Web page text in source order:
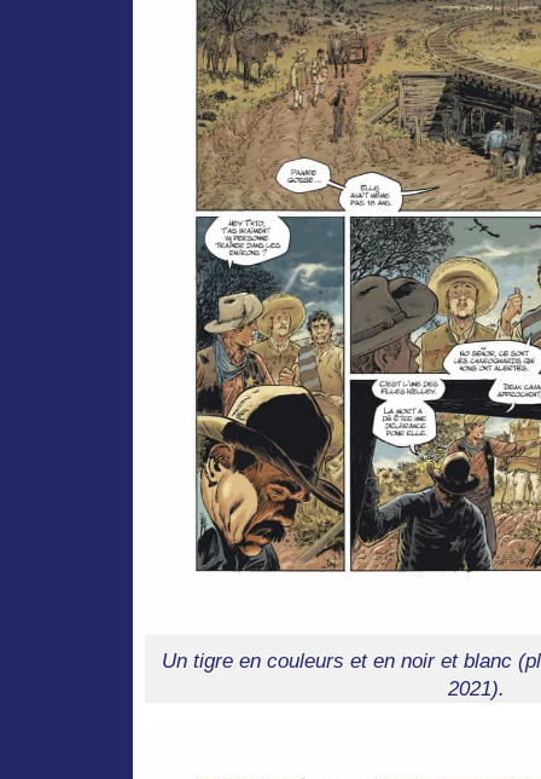
Un tigre en couleurs et en noir et blanc
2021).